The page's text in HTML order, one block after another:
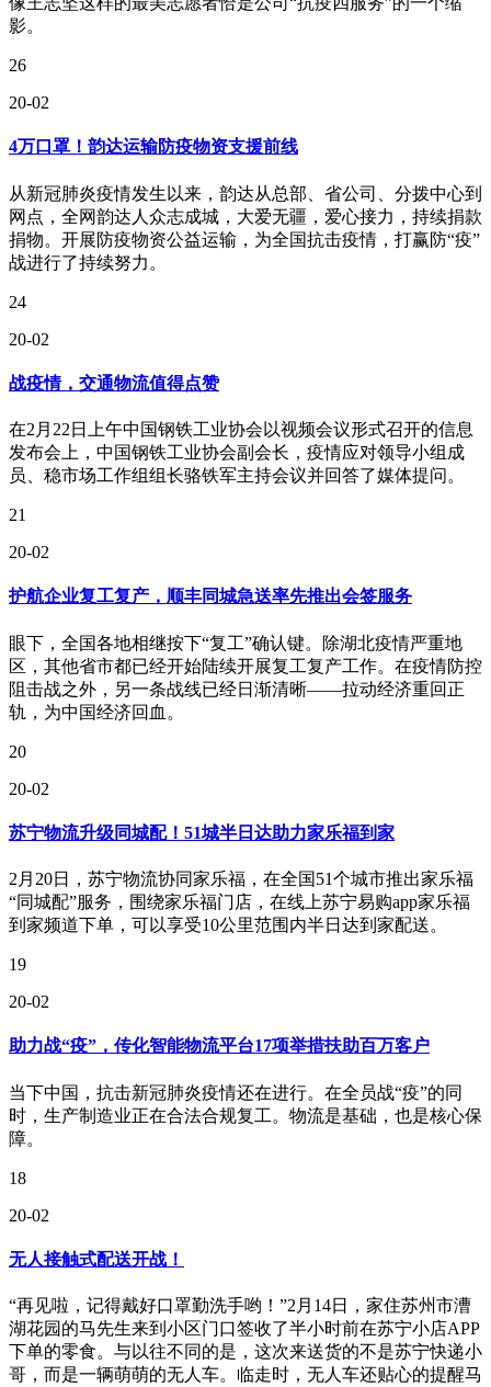
影。
26
20-02
4万口罩！韵达运输防疫物资支援前线
从新冠肺炎疫情发生以来，韵达从总部、省公司、分拨中心到
网点，全网韵达人众志成城，大爱无疆，爱心接力，持续捐款
捐物。开展防疫物资公益运输，为全国抗击疫情，打赢防“疫”
战进行了持续努力。
24
20-02
战疫情，交通物流值得点赞
在2月22日上午中国钢铁工业协会以视频会议形式召开的信息
发布会上，中国钢铁工业协会副会长，疫情应对领导小组成
员、稳市场工作组组长骆铁军主持会议并回答了媒体提问。
21
20-02
护航企业复工复产，顺丰同城急送率先推出会签服务
眼下，全国各地相继按下“复工”确认键。除湖北疫情严重地
区，其他省市都已经开始陆续开展复工复产工作。在疫情防控
阻击战之外，另一条战线已经日渐清晰——拉动经济重回正
轨，为中国经济回血。
20
20-02
苏宁物流升级同城配！51城半日达助力家乐福到家
2月20日，苏宁物流协同家乐福，在全国51个城市推出家乐福
“同城配”服务，围绕家乐福门店，在线上苏宁易购app家乐福
到家频道下单，可以享受10公里范围内半日达到家配送。
19
20-02
助力战“疫”，传化智能物流平台17项举措扶助百万客户
当下中国，抗击新冠肺炎疫情还在进行。在全员战“疫”的同
时，生产制造业正在合法合规复工。物流是基础，也是核心保
障。
18
20-02
无人接触式配送开战！
“再见啦，记得戴好口罩勤洗手哟！”2月14日，家住苏州市漕
湖花园的马先生来到小区门口签收了半小时前在苏宁小店APP
下单的零食。与以往不同的是，这次来送货的不是苏宁快递小
哥，而是一辆萌萌的无人车。临走时，无人车还贴心的提醒马